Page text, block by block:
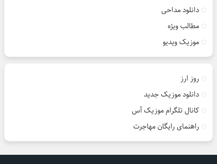
دانلود مداحی
مطالب ویژه
موزیک ویدیو
روز ارز
دانلود موزیک جدید
کانال تلگرام موزیک آس
راهنمای رایگان مهاجرت